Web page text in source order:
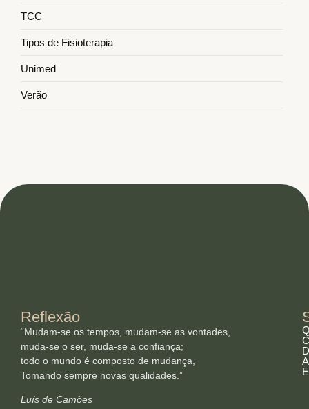
TCC
Tipos de Fisioterapia
Unimed
Verão
Reflexão
“Mudam-se os tempos, mudam-se as vontades,
muda-se o ser, muda-se a confiança;
todo o mundo é composto de mudança,
Tomando sempre novas qualidades.”
Luís de Camões